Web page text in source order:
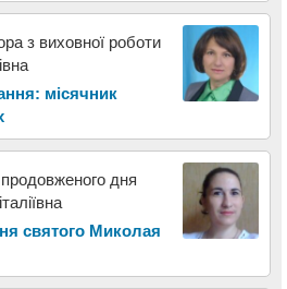
з виховної роботи
місячник
дня
святого Миколая